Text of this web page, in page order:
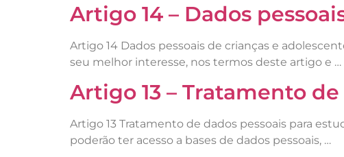
Artigo 14 – Dados
Artigo 14 Dados pessoais de crianças e
seu melhor interesse, nos termos deste artigo e …
Artigo 13 – Tratamento
Artigo 13 Tratamento de dados pessoais para
poderão ter acesso a bases de dados pessoais, …